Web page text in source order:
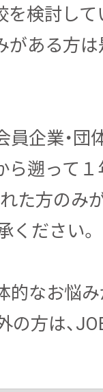
を検討し
がある方
企業・団
ら遡って
た方のみ
ください。
的なお悩
の方は、